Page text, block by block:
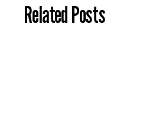
Related Posts